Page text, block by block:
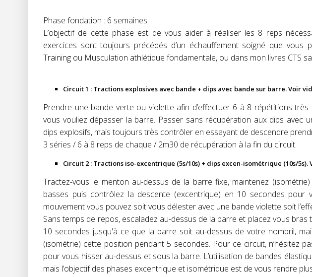
Phase fondation : 6 semaines
L’objectif de cette phase est de vous aider à réaliser les 8 reps
exercices sont toujours précédés d’un échauffement soigné que vous
Training ou Musculation athlétique fondamentale, ou dans mon livres CTS
Circuit 1 : Tractions explosives avec bande + dips avec bande sur barre. Voir
Prendre une bande verte ou violette afin d’effectuer 6 à 8 répétitions
vous vouliez dépasser la barre. Passer sans récupération aux dips avec
dips explosifs, mais toujours très contrôler en essayant de descendre
3 séries / 6 à 8 reps de chaque / 2m30 de récupération à la fin du circuit.
Circuit 2 : Tractions iso-excentrique (5s/10s) + dips excen-isométrique (10s/5s).
Tractez-vous le menton au-dessus de la barre fixe, maintenez
basses puis contrôlez la descente (excentrique) en 10 secondes
mouvement vous pouvez soit vous délester avec une bande violette soit
Sans temps de repos, escaladez au-dessus de la barre et placez vous
10 secondes jusqu'à ce que la barre soit au-dessus de votre nombril,
(isométrie) cette position pendant 5 secondes. Pour ce circuit, n’hésitez
pour vous hisser au-dessus et sous la barre. L’utilisation de bandes
mais l’objectif des phases excentrique et isométrique est de vous rendre